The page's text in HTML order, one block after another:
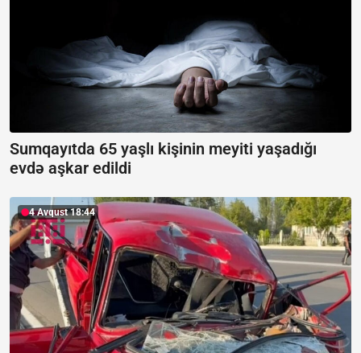
Sumqayıtda 65 yaşlı kişinin meyiti yaşadığı
evdə aşkar edildi
4 Avqust 18:44